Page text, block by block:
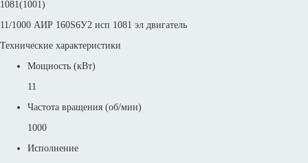
1081(1001)
11/1000 АИР 160S6У2 исп 1081 эл двигатель
Технические характеристики
Мощность (кВт)
11
Частота вращения (об/мин)
1000
Исполнение